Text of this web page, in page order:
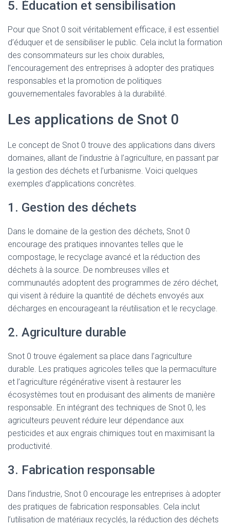
5. Éducation et sensibilisation
Pour que Snot 0 soit véritablement efficace, il est essentiel
d’éduquer et de sensibiliser le public. Cela inclut la formation
des consommateurs sur les choix durables,
l’encouragement des entreprises à adopter des pratiques
responsables et la promotion de politiques
gouvernementales favorables à la durabilité.
Les applications de Snot 0
Le concept de Snot 0 trouve des applications dans divers
domaines, allant de l’industrie à l’agriculture, en passant par
la gestion des déchets et l’urbanisme. Voici quelques
exemples d’applications concrètes.
1. Gestion des déchets
Dans le domaine de la gestion des déchets, Snot 0
encourage des pratiques innovantes telles que le
compostage, le recyclage avancé et la réduction des
déchets à la source. De nombreuses villes et
communautés adoptent des programmes de zéro déchet,
qui visent à réduire la quantité de déchets envoyés aux
décharges en encourageant la réutilisation et le recyclage.
2. Agriculture durable
Snot 0 trouve également sa place dans l’agriculture
durable. Les pratiques agricoles telles que la permaculture
et l’agriculture régénérative visent à restaurer les
écosystèmes tout en produisant des aliments de manière
responsable. En intégrant des techniques de Snot 0, les
agriculteurs peuvent réduire leur dépendance aux
pesticides et aux engrais chimiques tout en maximisant la
productivité.
3. Fabrication responsable
Dans l’industrie, Snot 0 encourage les entreprises à adopter
des pratiques de fabrication responsables. Cela inclut
l’utilisation de matériaux recyclés, la réduction des déchets